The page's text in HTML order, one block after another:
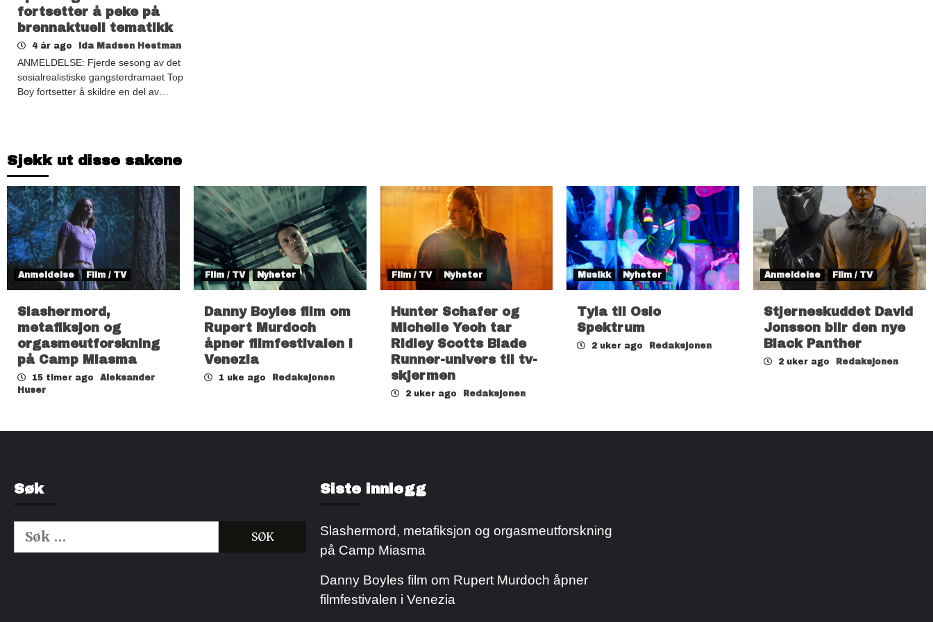
fortsetter å peke på
brennaktuell tematikk
4 år ago Ida Madsen Hestman
ANMELDELSE: Fjerde sesong av det
sosialrealistiske gangsterdramaet Top
Boy fortsetter å skildre en del av…
Sjekk ut disse sakene
Anmeldelse Film / TV
Slashermord,
metafiksjon og
orgasmeutforskning
på Camp Miasma
15 timer ago
Aleksander
Huser
Film / TV Nyheter
Danny Boyles film om
Rupert Murdoch
åpner filmfestivalen i
Venezia
1 uke ago Redaksjonen
Film / TV Nyheter
Hunter Schafer og
Michelle Yeoh tar
Ridley Scotts Blade
Runner-univers til tv-
skjermen
2 uker ago Redaksjonen
Musikk Nyheter
Tyla til Oslo
Spektrum
2 uker ago Redaksjonen
Anmeldelse Film / TV
Stjerneskuddet David
Jonsson blir den nye
Black Panther
2 uker ago Redaksjonen
Søk
Søk
etter:
Siste innlegg
Slashermord, metafiksjon og orgasmeutforskning
på Camp Miasma
Danny Boyles film om Rupert Murdoch åpner
filmfestivalen i Venezia